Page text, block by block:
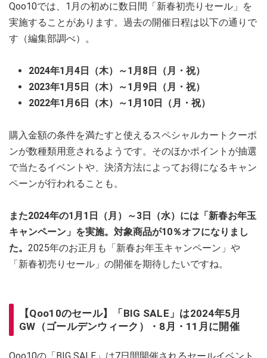
Qoo10では、1月の初めに数日間「新春初売りセール」を
実施することがあります。過去の開催日程は以下の通りで
す（編集部調べ）。
2024年1月4日（木）～1月8日（月・祝）
2023年1月5日（木）～1月9日（月・祝）
2022年1月6日（木）～1月10日（月・祝）
購入金額の条件を満たすと使えるスペシャルカートクーポ
ンが数種類用意されるようです。そのほかポイントが抽選
で当たるイベントや、決済方法によってお得になるキャン
ペーンが行われることも。
また2024年の1月1日（月）～3日（水）には「新春お年玉
キャンペーン」を実施。対象商品が10％オフになりまし
た。 2025年のお正月も「新春お年玉キャンペーン」や
「新春初売りセール」の開催を期待したいですね。
【Qoo10のセール】「BIG SALE」は2024年5月
GW（ゴールデンウィーク）・8月・11月に開催